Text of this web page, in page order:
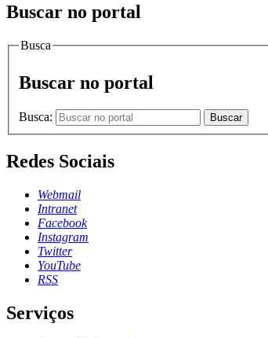
Buscar no portal
Busca
Buscar no portal
Busca: Buscar
Redes Sociais
Webmail
Intranet
Facebook
Instagram
Twitter
YouTube
RSS
Serviços